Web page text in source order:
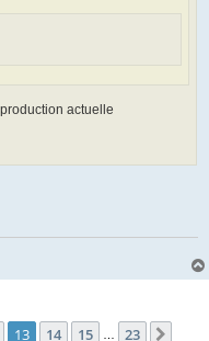
actuelle
13 14 15 23